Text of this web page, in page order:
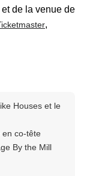
de la venue de
,
Houses et le
en co-tête
By the Mill